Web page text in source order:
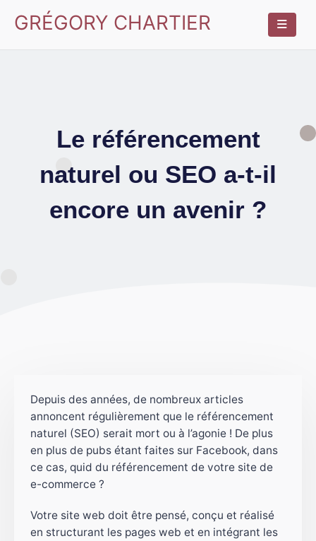
GRÉGORY CHARTIER
Le référencement
naturel ou SEO a-t-il
encore un avenir ?
Depuis des années, de nombreux articles
annoncent régulièrement que le référencement
naturel (SEO) serait mort ou à l’agonie ! De plus
en plus de pubs étant faites sur Facebook, dans
ce cas, quid du référencement de votre site de
e-commerce ?
Votre site web doit être pensé, conçu et réalisé
en structurant les pages web et en intégrant les